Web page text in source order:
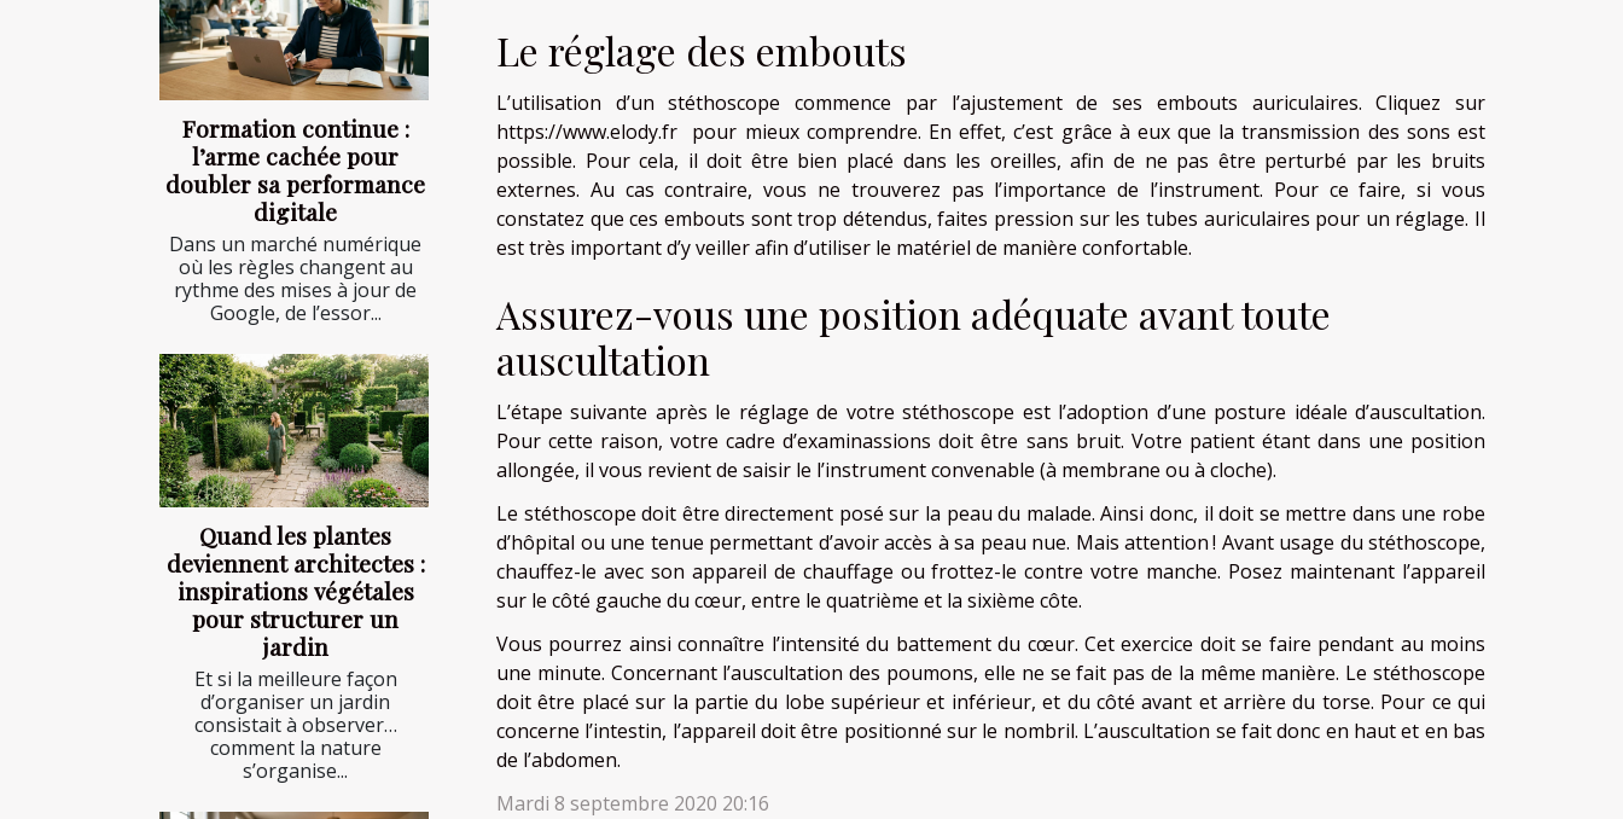
Formation continue :
l’arme cachée pour
doubler sa performance
digitale
Dans un marché numérique
où les règles changent au
rythme des mises à jour de
Google, de l’essor...
Quand les plantes
deviennent architectes :
inspirations végétales
pour structurer un
jardin
Et si la meilleure façon
d’organiser un jardin
consistait à observer…
comment la nature
s’organise...
Le réglage des embouts
L’utilisation d’un stéthoscope commence par l’ajustement de ses embouts auriculaires. Cliquez sur
https://www.elody.fr pour mieux comprendre. En effet, c’est grâce à eux que la transmission des sons est
possible. Pour cela, il doit être bien placé dans les oreilles, afin de ne pas être perturbé par les bruits
externes. Au cas contraire, vous ne trouverez pas l’importance de l’instrument. Pour ce faire, si vous
constatez que ces embouts sont trop détendus, faites pression sur les tubes auriculaires pour un réglage. Il
est très important d’y veiller afin d’utiliser le matériel de manière confortable.
Assurez-vous une position adéquate avant toute
auscultation
L’étape suivante après le réglage de votre stéthoscope est l’adoption d’une posture idéale d’auscultation.
Pour cette raison, votre cadre d’examinassions doit être sans bruit. Votre patient étant dans une position
allongée, il vous revient de saisir le l’instrument convenable (à membrane ou à cloche).
Le stéthoscope doit être directement posé sur la peau du malade. Ainsi donc, il doit se mettre dans une robe
d’hôpital ou une tenue permettant d’avoir accès à sa peau nue. Mais attention ! Avant usage du stéthoscope,
chauffez-le avec son appareil de chauffage ou frottez-le contre votre manche. Posez maintenant l’appareil
sur le côté gauche du cœur, entre le quatrième et la sixième côte.
Vous pourrez ainsi connaître l’intensité du battement du cœur. Cet exercice doit se faire pendant au moins
une minute. Concernant l’auscultation des poumons, elle ne se fait pas de la même manière. Le stéthoscope
doit être placé sur la partie du lobe supérieur et inférieur, et du côté avant et arrière du torse. Pour ce qui
concerne l’intestin, l’appareil doit être positionné sur le nombril. L’auscultation se fait donc en haut et en bas
de l’abdomen.
Mardi 8 septembre 2020 20:16